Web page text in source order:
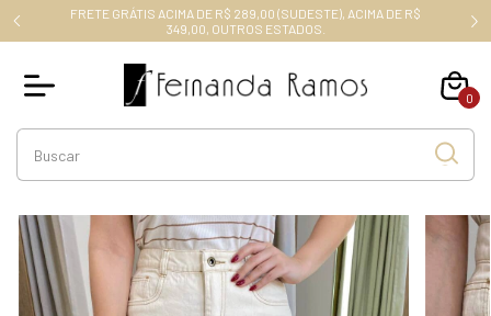
FRETE GRÁTIS ACIMA DE R$ 289,00 (SUDESTE), ACIMA DE R$
349,00, OUTROS ESTADOS.
0